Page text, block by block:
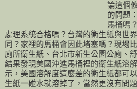
論這個
的問題
馬桶嗎
處理系統合格嗎？台灣的衛生紙與世
同？家裡的馬桶會因此堵塞嗎？現場
廁所衛生紙、台北市新生公園公廁、
結果發現美國沖進馬桶裡的衛生紙溶
示，美國溶解度這麼差的衛生紙都可
生紙一碰水就溶掉了，當然更沒有問題